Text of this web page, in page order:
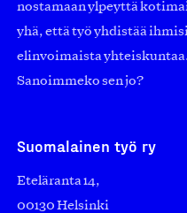
nostamaan ylpeyttä
yhä, että työ yhdistää
elinvoimaista
Sanoimmeko sen jo?
Suomalainen työ ry
Eteläranta 14,
00130 Helsinki